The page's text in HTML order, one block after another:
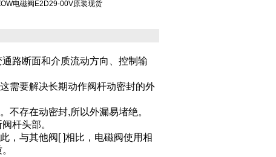
电磁阀E2D29-00V原装现货
路断面和介质流动方向、控制输
需要解决长期动作阀杆动密封的外
不存在动密封,所以外漏易堵绝。
杆头部。
，与其他阀[ ]相比，电磁阀使用相